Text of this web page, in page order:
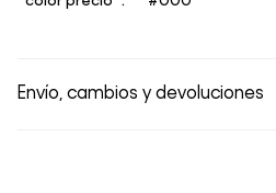
Envío, cambios y devoluciones